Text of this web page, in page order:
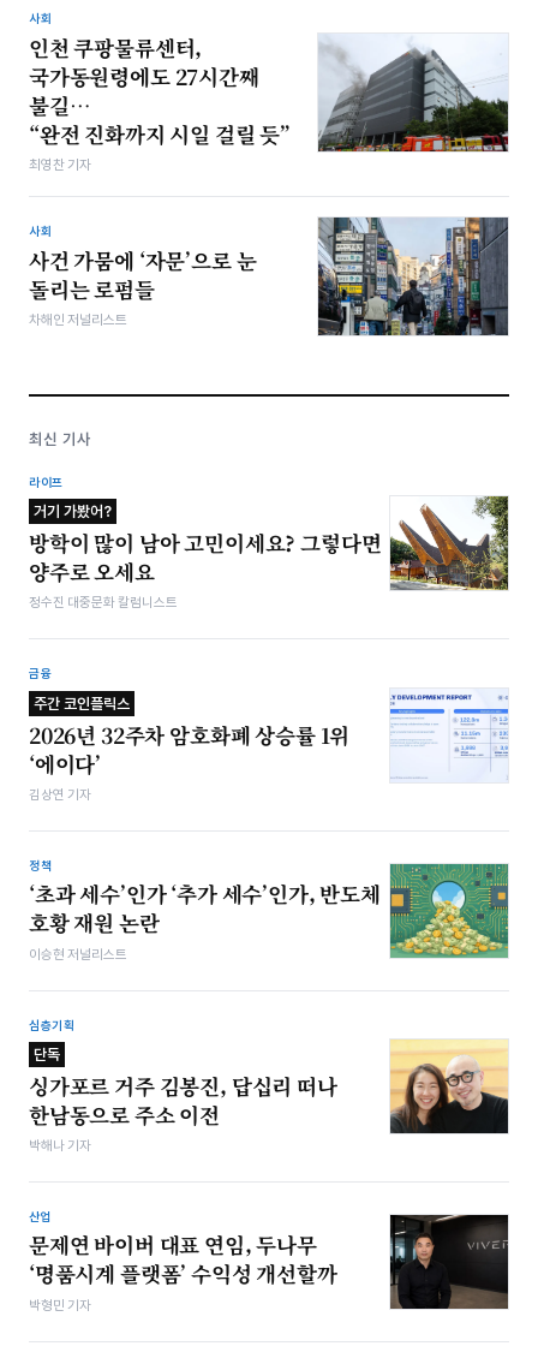
사회
인천 쿠팡물류센터,
국가동원령에도 27시간째
불길…
“완전 진화까지 시일 걸릴 듯”
최영찬 기자
사회
사건 가뭄에 ‘자문’으로 눈
돌리는 로펌들
차해인 저널리스트
최신 기사
라이프
거기 가봤어?
방학이 많이 남아 고민이세요? 그렇다면
양주로 오세요
정수진 대중문화 칼럼니스트
금융
주간 코인플릭스
2026년 32주차 암호화폐 상승률 1위
‘에이다’
김상연 기자
정책
‘초과 세수’인가 ‘추가 세수’인가, 반도체
호황 재원 논란
이승현 저널리스트
심층기획
단독
싱가포르 거주 김봉진, 답십리 떠나
한남동으로 주소 이전
박해나 기자
산업
문제연 바이버 대표 연임, 두나무
‘명품시계 플랫폼’ 수익성 개선할까
박형민 기자